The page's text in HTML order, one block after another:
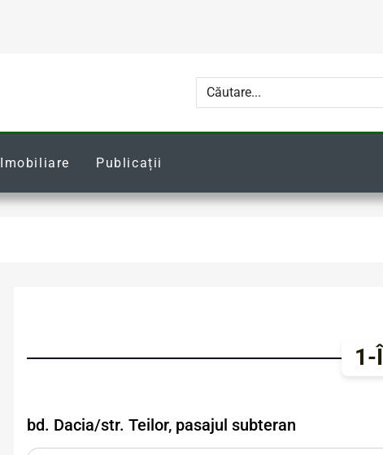
Imobiliare Publicații
1-Î
bd. Dacia/str. Teilor, pasajul subteran